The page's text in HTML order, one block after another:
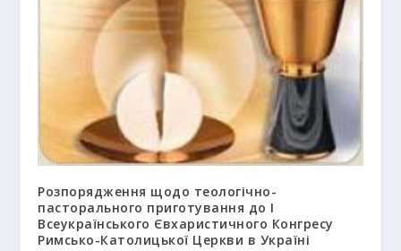
Розпорядження щодо теологічно-
пасторального приготування до І
Всеукраїнського Євхаристичного Конгресу
Римсько-Католицької Церкви в Україні